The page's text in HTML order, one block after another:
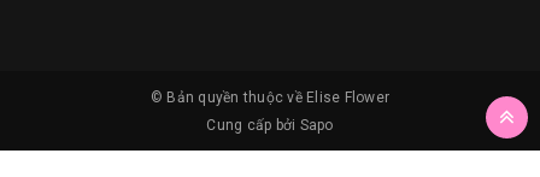
© Bản quyền thuộc về Elise Flower
Cung cấp bởi Sapo